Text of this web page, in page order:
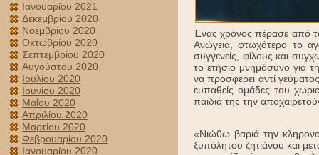
Ιανουαρίου 2021
Δεκεμβρίου 2020
Νοεμβρίου 2020
Οκτωβρίου 2020
Σεπτεμβρίου 2020
Αυγούστου 2020
Ιουλίου 2020
Ιουνίου 2020
Μαΐου 2020
Απριλίου 2020
Μαρτίου 2020
Φεβρουαρίου 2020
Ιανουαρίου 2020
Ένας χρόνος πέρασε από
Ανώγεια, φτωχότερο το
συγγενείς, φίλους και
το ετήσιο μνημόσυνο για
να προσφέρει αντί
ευπαθείς ομάδες του
παιδιά της την
«Νιώθω βαριά την
ξυπόλητου ζητιάνου και